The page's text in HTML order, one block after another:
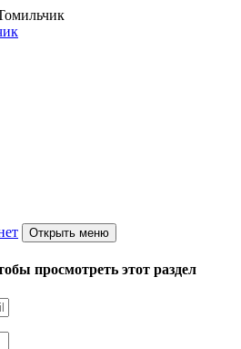
Открыть меню
просмотреть этот раздел